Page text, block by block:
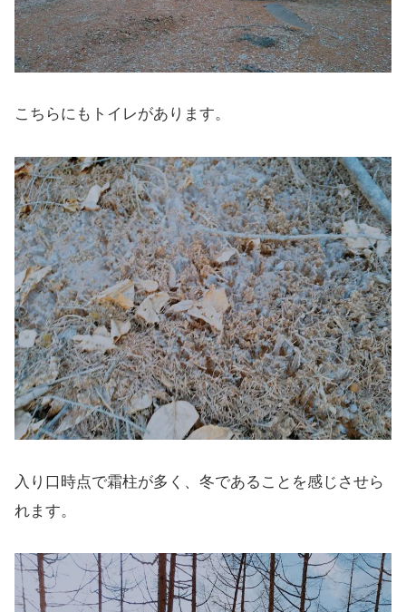
こちらにもトイレがあります。
入り口時点で霜柱が多く、冬であることを感じさせら
れます。